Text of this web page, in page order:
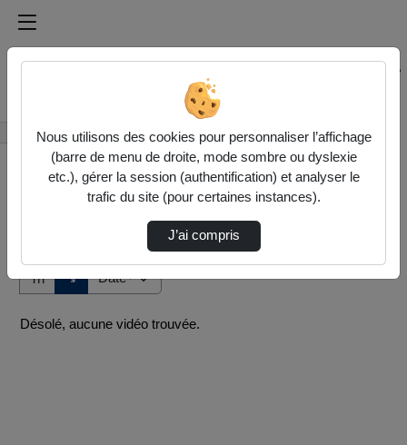
Médiathèque de l'université Paris
Rechercher un média sur Médiathèque de l'université
Accueil Vidéos
Tri ↘
Désolé, aucune vidéo trouvée.
Nous utilisons des cookies pour personnaliser l’affichage
(barre de menu de droite, mode sombre ou dyslexie
etc.), gérer la session (authentification) et analyser le
trafic du site (pour certaines instances).
J’ai compris